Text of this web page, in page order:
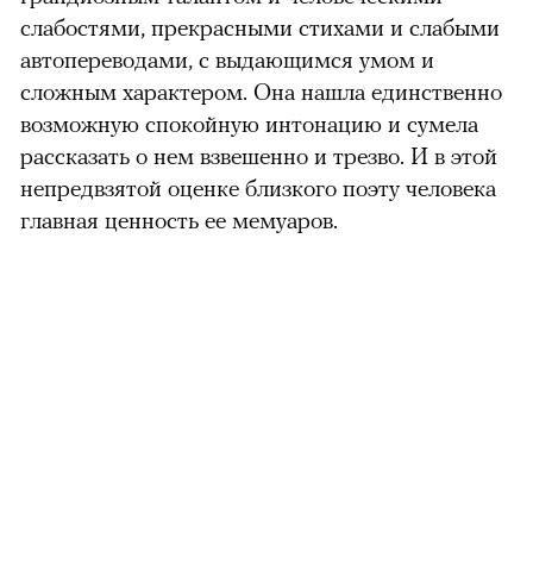
слабостями, прекрасными стихами и слабыми
автопереводами, с выдающимся умом и
сложным характером. Она нашла единственно
возможную спокойную интонацию и сумела
рассказать о нем взвешенно и трезво. И в этой
непредвзятой оценке близкого поэту человека
главная ценность ее мемуаров.